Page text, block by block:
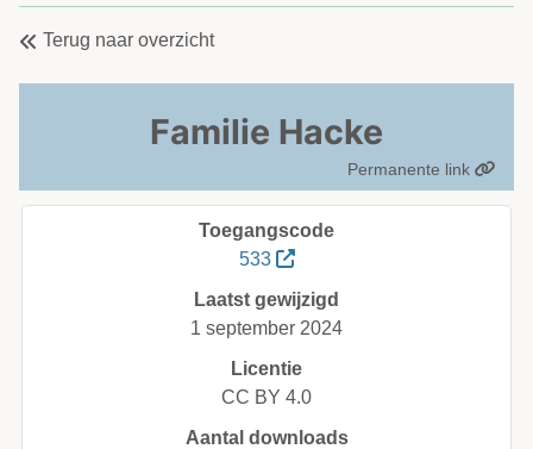
Terug naar overzicht
Familie Hacke
Permanente link
Toegangscode
533
Laatst gewijzigd
1 september 2024
Licentie
CC BY 4.0
Aantal downloads